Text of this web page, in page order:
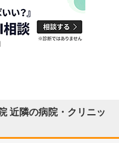
近隣の病院・クリニッ